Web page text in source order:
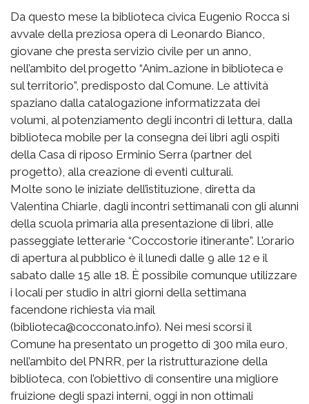
Da questo mese la biblioteca civica Eugenio Rocca si
avvale della preziosa opera di Leonardo Bianco,
giovane che presta servizio civile per un anno,
nell’ambito del progetto “Anim…azione in biblioteca e
sul territorio”, predisposto dal Comune. Le attività
spaziano dalla catalogazione informatizzata dei
volumi, al potenziamento degli incontri di lettura, dalla
biblioteca mobile per la consegna dei libri agli ospiti
della Casa di riposo Erminio Serra (partner del
progetto), alla creazione di eventi culturali.
Molte sono le iniziate dell’istituzione, diretta da
Valentina Chiarle, dagli incontri settimanali con gli alunni
della scuola primaria alla presentazione di libri, alle
passeggiate letterarie “Coccostorie itinerante”. L’orario
di apertura al pubblico è il lunedì dalle 9 alle 12 e il
sabato dalle 15 alle 18. È possibile comunque utilizzare
i locali per studio in altri giorni della settimana
facendone richiesta via mail
(biblioteca@cocconato.info). Nei mesi scorsi il
Comune ha presentato un progetto di 300 mila euro,
nell’ambito del PNRR, per la ristrutturazione della
biblioteca, con l’obiettivo di consentire una migliore
fruizione degli spazi interni, oggi in non ottimali